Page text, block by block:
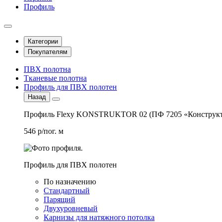
Профиль
Категории
Покупателям
ПВХ полотна
Тканевые полотна
Профиль для ПВХ полотен
Назад
Профиль Flexy KONSTRUKTOR 02 (ПФ 7205
546 р/пог. м
Профиль для ПВХ полотен
По назначению
Стандартный
Парящий
Двухуровневый
Карнизы для натяжного потолка